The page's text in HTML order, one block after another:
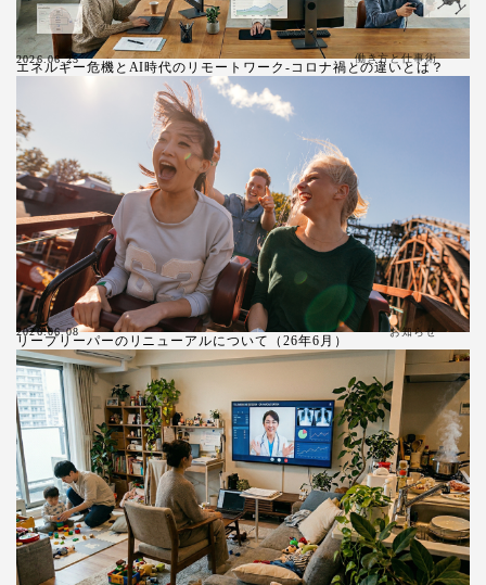
エネルギー危機とAI時代のリモートワーク-コロナ禍との違いとは？
2026.06.25 働き方と仕事術
リープリーパーのリニューアルについて（26年6月）
2026.06.08 お知らせ